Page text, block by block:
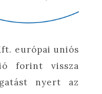
európai uniós
forint vissza
nyert az